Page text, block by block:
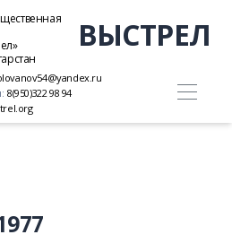
ВЫСТРЕЛ
8(950)322 98 94